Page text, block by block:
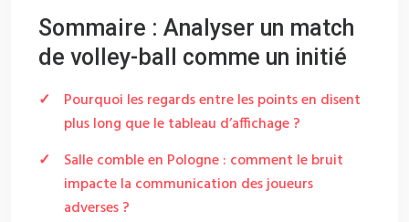
Sommaire : Analyser un match
de volley-ball comme un initié
Pourquoi les regards entre les points en disent
plus long que le tableau d’affichage ?
Salle comble en Pologne : comment le bruit
impacte la communication des joueurs
adverses ?